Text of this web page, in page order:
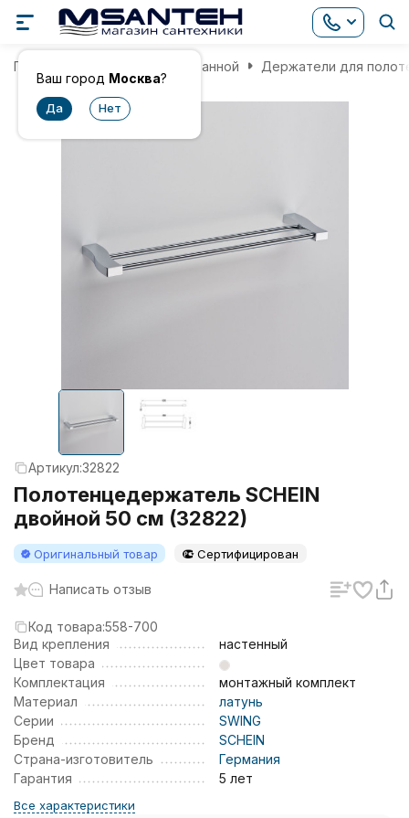
Ваш город Москва?
Главная Аксессуары для ванной Держатели для
Артикул:32822
Полотенцедержатель SCHEIN
двойной 50 см (32822)
Оригинальный товар Сертифицирован
Написать отзыв
Код товара:558-700
Вид крепления
настенный
Цвет товара
Комплектация
монтажный комплект
Материал
латунь
Серии
SWING
Бренд
SCHEIN
Страна-изготовитель
Германия
Гарантия
5 лет
Все характеристики